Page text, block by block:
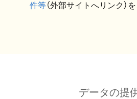
件等（外部サイトへリンク）
データの提